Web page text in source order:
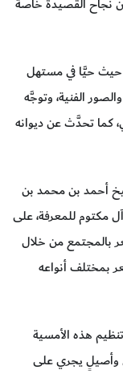
حيث حيَّا في مستهل
الفنية، وتوجَّه
كما تحدَّث عن ديوانه
أحمد بن محمد بن
للمعرفة، على
بالمجتمع من خلال
بمختلف أنواعه
هذه الأمسية
وأصيلٍ يجري على